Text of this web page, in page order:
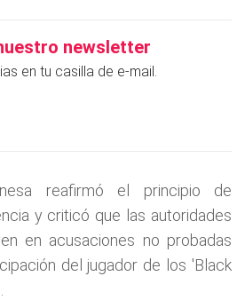
newsletter
en tu casilla de e-mail.
reafirmó el principio de
y criticó que las autoridades
en acusaciones no probadas
del jugador de los 'Black